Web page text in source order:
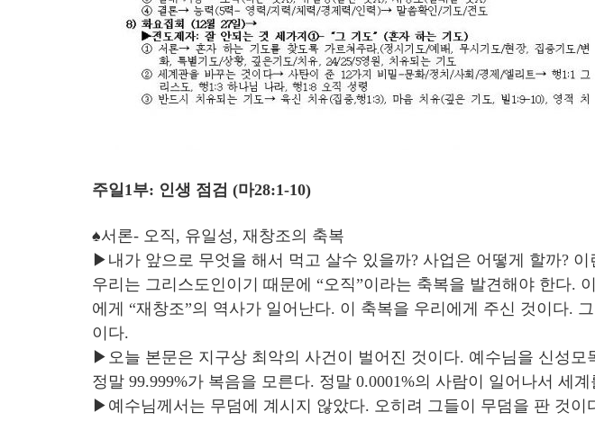
주일1부: 인생 점검 (마28:1-10)
♠서론- 오직, 유일성, 재창조의 축복
▶내가 앞으로 무엇을 해서 먹고 살수 있을까? 사업은 어떻게 할까?
우리는 그리스도인이기 때문에 “오직”이라는 축복을 발견해야 한다.
에게 “재창조”의 역사가 일어난다. 이 축복을 우리에게 주신 것이다.
이다.
▶오늘 본문은 지구상 최악의 사건이 벌어진 것이다. 예수님을 신성
정말 99.999%가 복음을 모른다. 정말 0.0001%의 사람이 일어나서 세
▶예수님께서는 무덤에 계시지 않았다. 오히려 그들이 무덤을 판 것이